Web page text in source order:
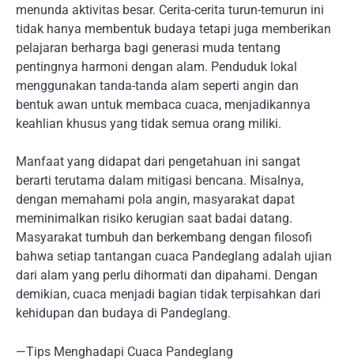
menunda aktivitas besar. Cerita-cerita turun-temurun ini
tidak hanya membentuk budaya tetapi juga memberikan
pelajaran berharga bagi generasi muda tentang
pentingnya harmoni dengan alam. Penduduk lokal
menggunakan tanda-tanda alam seperti angin dan
bentuk awan untuk membaca cuaca, menjadikannya
keahlian khusus yang tidak semua orang miliki.
Manfaat yang didapat dari pengetahuan ini sangat
berarti terutama dalam mitigasi bencana. Misalnya,
dengan memahami pola angin, masyarakat dapat
meminimalkan risiko kerugian saat badai datang.
Masyarakat tumbuh dan berkembang dengan filosofi
bahwa setiap tantangan cuaca Pandeglang adalah ujian
dari alam yang perlu dihormati dan dipahami. Dengan
demikian, cuaca menjadi bagian tidak terpisahkan dari
kehidupan dan budaya di Pandeglang.
—Tips Menghadapi Cuaca Pandeglang